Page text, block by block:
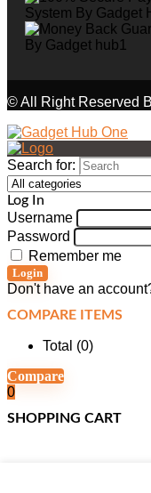
© All Right Reserved
Search for:
Log In
Username
Password
Remember me
Login
Don't have an
COMPARE ITEMS
Total (0)
Compare
0
SHOPPING CART